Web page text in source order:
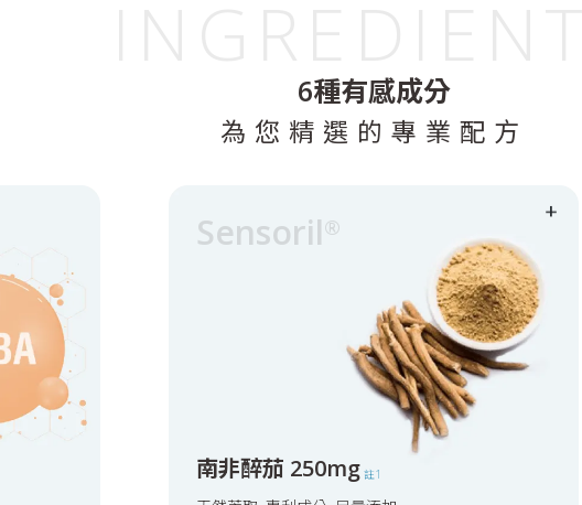
6種有感成分
為您精選的專業配方
Sensoril®
+
南非醉茄 250mg 註1